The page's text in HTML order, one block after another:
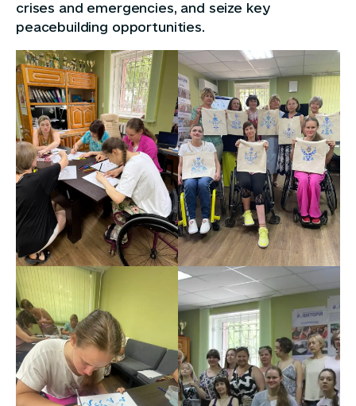
crises and emergencies, and seize key
peacebuilding opportunities.